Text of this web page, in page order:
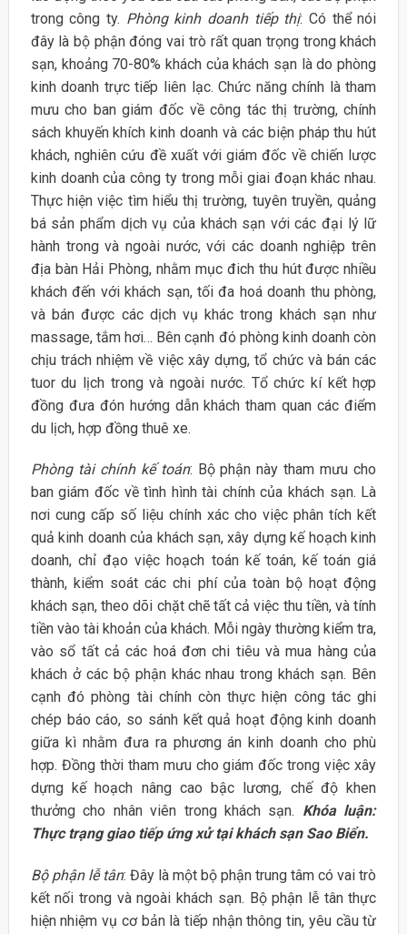
trong công ty. Phòng kinh doanh tiếp thị: Có thể nói
đây là bộ phận đóng vai trò rất quan trọng trong khách
sạn, khoảng 70-80% khách của khách sạn là do phòng
kinh doanh trực tiếp liên lạc. Chức năng chính là tham
mưu cho ban giám đốc về công tác thị trường, chính
sách khuyến khích kinh doanh và các biện pháp thu hút
khách, nghiên cứu đề xuất với giám đốc về chiến lược
kinh doanh của công ty trong mỗi giai đoạn khác nhau.
Thực hiện việc tìm hiểu thị trường, tuyên truyền, quảng
bá sản phẩm dịch vụ của khách sạn với các đại lý lữ
hành trong và ngoài nước, với các doanh nghiệp trên
địa bàn Hải Phòng, nhằm mục đich thu hút được nhiều
khách đến với khách sạn, tối đa hoá doanh thu phòng,
và bán được các dịch vụ khác trong khách sạn như
massage, tắm hơi… Bên cạnh đó phòng kinh doanh còn
chịu trách nhiệm về việc xây dựng, tổ chức và bán các
tuor du lịch trong và ngoài nước. Tổ chức kí kết hợp
đồng đưa đón hướng dẫn khách tham quan các điểm
du lịch, hợp đồng thuê xe.
Phòng tài chính kế toán: Bộ phận này tham mưu cho
ban giám đốc về tình hình tài chính của khách sạn. Là
nơi cung cấp số liệu chính xác cho việc phân tích kết
quả kinh doanh của khách sạn, xây dựng kế hoạch kinh
doanh, chỉ đạo việc hoạch toán kế toán, kế toán giá
thành, kiểm soát các chi phí của toàn bộ hoạt động
khách sạn, theo dõi chặt chẽ tất cả việc thu tiền, và tính
tiền vào tài khoản của khách. Mỗi ngày thường kiểm tra,
vào sổ tất cả các hoá đơn chi tiêu và mua hàng của
khách ở các bộ phận khác nhau trong khách sạn. Bên
cạnh đó phòng tài chính còn thực hiện công tác ghi
chép báo cáo, so sánh kết quả hoạt động kinh doanh
giữa kì nhằm đưa ra phương án kinh doanh cho phù
hợp. Đồng thời tham mưu cho giám đốc trong việc xây
dựng kế hoạch nâng cao bậc lương, chế độ khen
thưởng cho nhân viên trong khách sạn. Khóa luận:
Thực trạng giao tiếp ứng xử tại khách sạn Sao Biển.
Bộ phận lễ tân: Đây là một bộ phận trung tâm có vai trò
kết nối trong và ngoài khách sạn. Bộ phận lễ tân thực
hiện nhiệm vụ cơ bản là tiếp nhận thông tin, yêu cầu từ